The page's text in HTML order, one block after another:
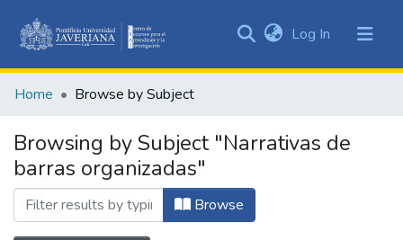
&
All of DSpace
Log In (current)
Home Browse by Subject
Browsing by Subject "Narrativas de
barras organizadas"
Browse